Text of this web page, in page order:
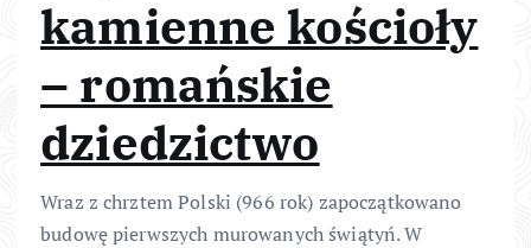
kamienne kościoły
– romańskie
dziedzictwo
Wraz z chrztem Polski (966 rok) zapoczątkowano
budowę pierwszych murowanych świątyń. W